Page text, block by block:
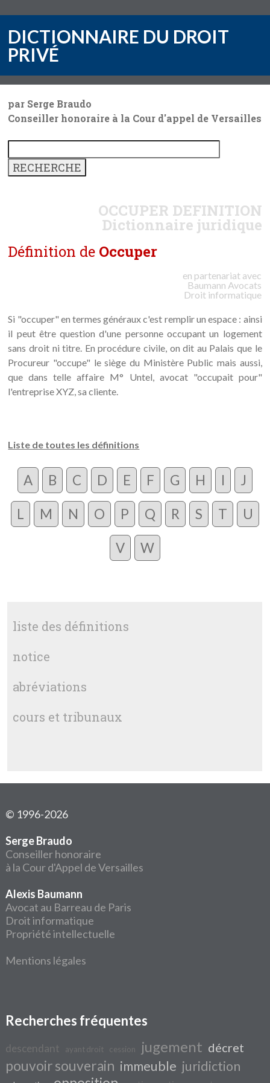
DICTIONNAIRE DU DROIT
PRIVÉ
par Serge Braudo
Conseiller honoraire à la Cour d'appel de Versailles
OCCUPER DEFINITION
Dictionnaire juridique
Définition de Occuper
en partenariat avec
Baumann Avocats
Droit informatique
Si "occuper" en termes généraux c'est remplir un espace : ainsi
il peut être question d'une personne occupant un logement
sans droit ni titre. En procédure civile, on dit au Palais que le
Procureur "occupe" le siège du Ministère Public mais aussi,
que dans telle affaire M° Untel, avocat "occupait pour"
l'entreprise XYZ, sa cliente.
Liste de toutes les définitions
A B C D E F G H I J
L M N O P Q R S T U
V W
liste des définitions
notice
abréviations
cours et tribunaux
© 1996-2026
Serge Braudo
Conseiller honoraire
à la Cour d'Appel de Versailles
Alexis Baumann
Avocat au Barreau de Paris
Droit informatique
Propriété intellectuelle
Mentions légales
Recherches fréquentes
descendant ayant droit cession jugement décret
pouvoir souverain immeuble juridiction